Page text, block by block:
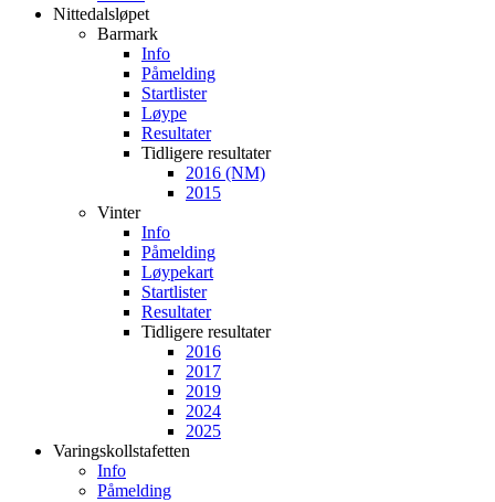
Nittedalsløpet
Barmark
Info
Påmelding
Startlister
Løype
Resultater
Tidligere resultater
2016 (NM)
2015
Vinter
Info
Påmelding
Løypekart
Startlister
Resultater
Tidligere resultater
2016
2017
2019
2024
2025
Varingskollstafetten
Info
Påmelding